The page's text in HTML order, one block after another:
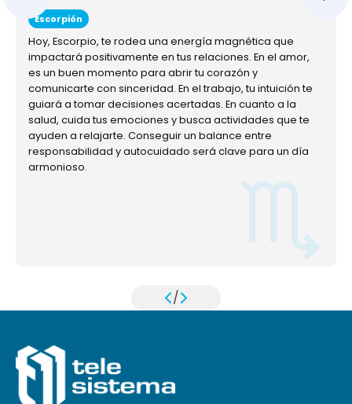
Escorpión
Hoy, Escorpio, te rodea una energía magnética que
impactará positivamente en tus relaciones. En el amor,
es un buen momento para abrir tu corazón y
comunicarte con sinceridad. En el trabajo, tu intuición te
guiará a tomar decisiones acertadas. En cuanto a la
salud, cuida tus emociones y busca actividades que te
ayuden a relajarte. Conseguir un balance entre
responsabilidad y autocuidado será clave para un día
armonioso.
/